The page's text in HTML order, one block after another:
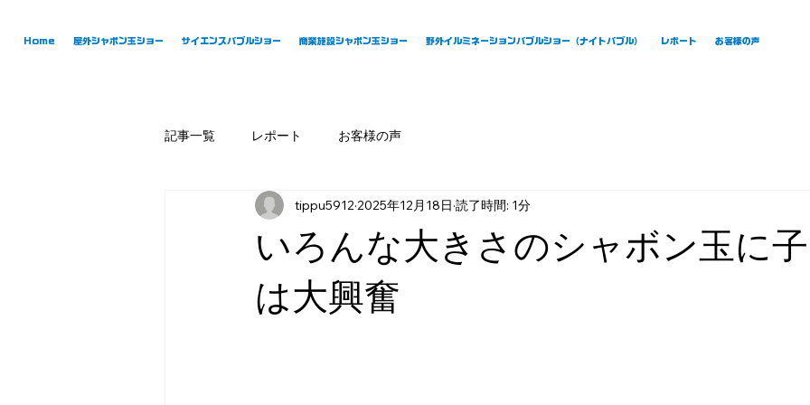
Home 屋外シャボン玉ショー サイエンスバブルショー 商業施設シャボン玉ショー 野外イルミネーションバブルショー（ナイトバブル） レポート お客様の声
記事一覧 レポート お客様の声
いろんな大きさのシャボン玉に
は大興奮
tippu5912 2025年12月18日 読了時間: 1分